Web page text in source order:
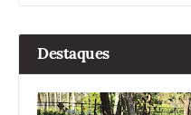
Destaques